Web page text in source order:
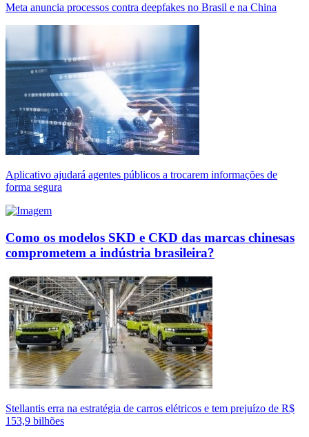
Meta anuncia processos contra deepfakes no Brasil e na China
Aplicativo ajudará agentes públicos a trocarem informações de
forma segura
Como os modelos SKD e CKD das marcas chinesas
comprometem a indústria brasileira?
Stellantis erra na estratégia de carros elétricos e tem prejuízo de R$
153,9 bilhões